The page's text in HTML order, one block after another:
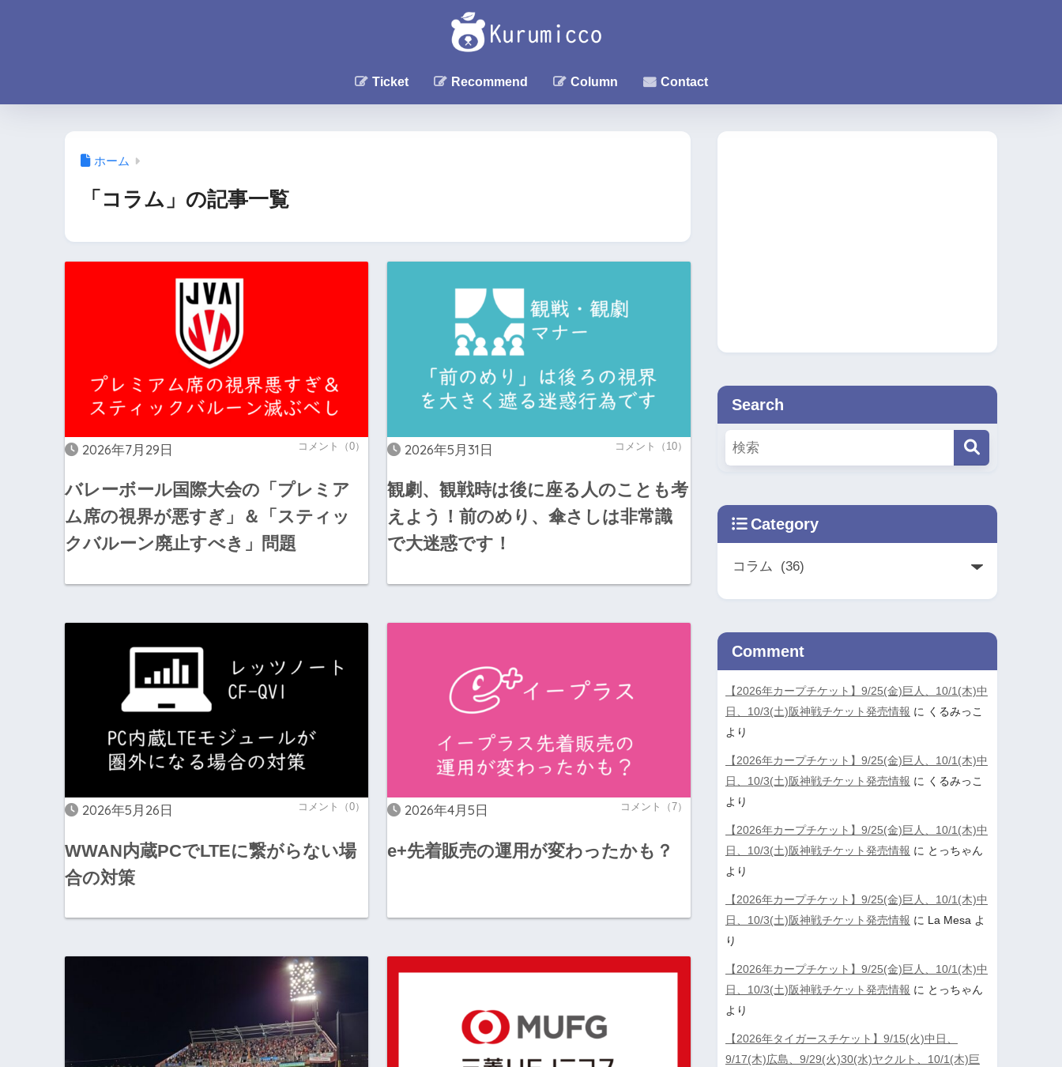
Ticket Recommend Column Contact
ホーム
「コラム」の記事一覧
2026年7月29日 コメント（0）
バレーボール国際大会の「プレミア
ム席の視界が悪すぎ」＆「スティッ
クバルーン廃止すべき」問題
2026年5月31日 コメント（10）
観劇、観戦時は後に座る人のことも考
えよう！前のめり、傘さしは非常識
で大迷惑です！
2026年5月26日 コメント（0）
WWAN内蔵PCでLTEに繋がらない場
合の対策
2026年4月5日 コメント（7）
e+先着販売の運用が変わったかも？
Search
Category
Comment
【2026年カープチケット】9/25(金)巨人、10/1(木)中
日、10/3(土)阪神戦チケット発売情報 に くるみっこ
より
【2026年カープチケット】9/25(金)巨人、10/1(木)中
日、10/3(土)阪神戦チケット発売情報 に くるみっこ
より
【2026年カープチケット】9/25(金)巨人、10/1(木)中
日、10/3(土)阪神戦チケット発売情報 に とっちゃん
より
【2026年カープチケット】9/25(金)巨人、10/1(木)中
日、10/3(土)阪神戦チケット発売情報 に La Mesa よ
り
【2026年カープチケット】9/25(金)巨人、10/1(木)中
日、10/3(土)阪神戦チケット発売情報 に とっちゃん
より
【2026年タイガースチケット】9/15(火)中日、
9/17(木)広島、9/29(火)30(水)ヤクルト、10/1(木)巨